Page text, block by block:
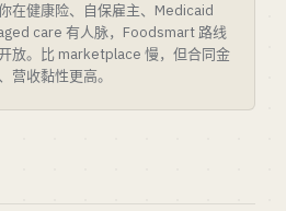
在健康险、自保雇主、Medicaid
care 有人脉，Foodsmart 路线
放。比 marketplace 慢，但合同金
营收黏性更高。